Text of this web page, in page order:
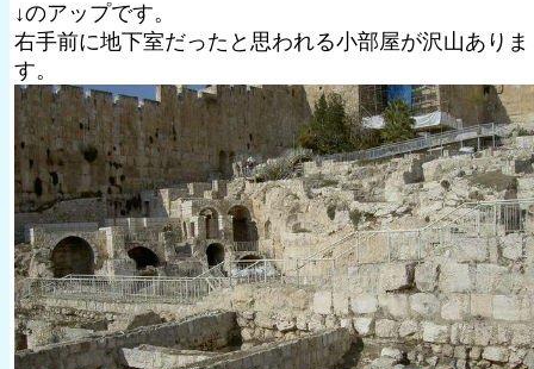
↓のアップです。
右手前に地下室だったと思われる小部屋が沢山ありま
す。